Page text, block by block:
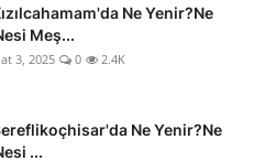
Ne Yenir?Ne
Meş...
3, 2025 0 2.4K
Ne Yenir?Ne
...